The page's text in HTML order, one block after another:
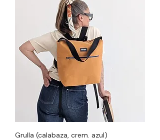
Grulla (calabaza, crem. azul)